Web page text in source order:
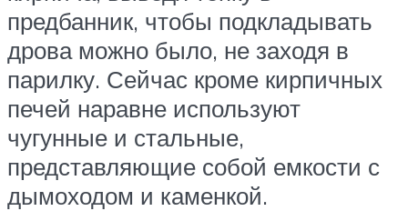
предбанник, чтобы подкладывать
дрова можно было, не заходя в
парилку. Сейчас кроме кирпичных
печей наравне используют
чугунные и стальные,
представляющие собой емкости с
дымоходом и каменкой.